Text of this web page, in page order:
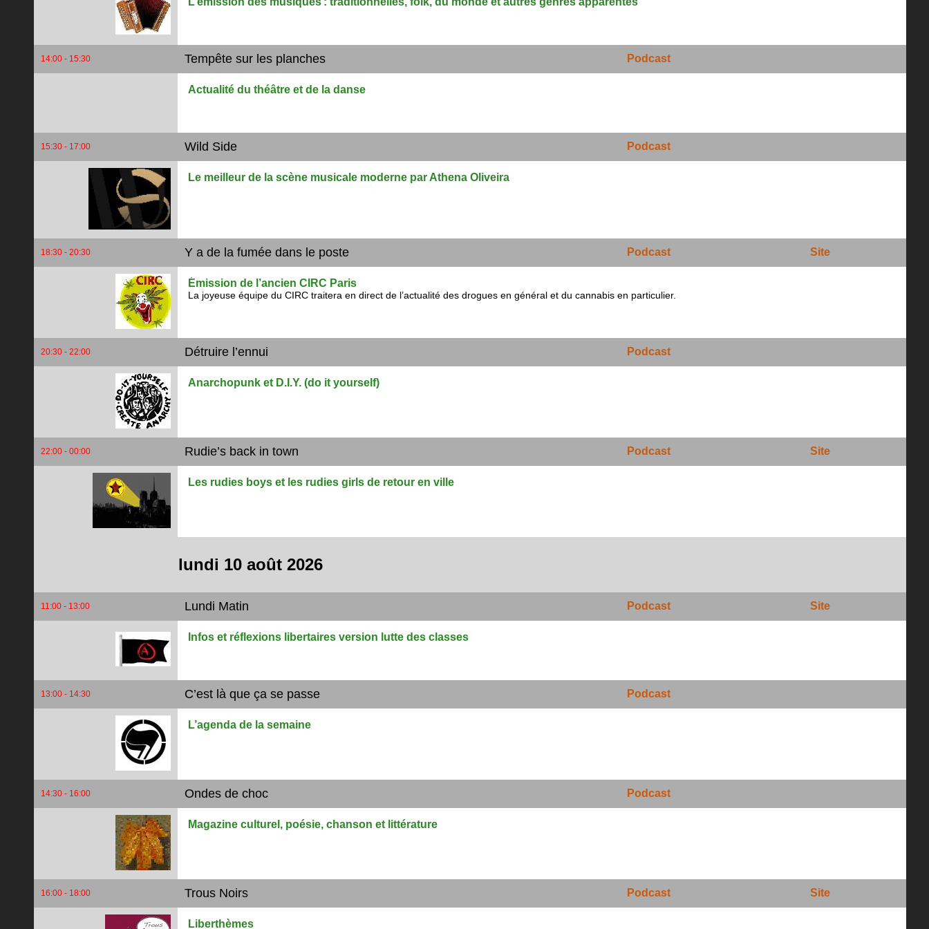
14:00 - 15:30 Tempête sur les planches Podcast
Actualité du théâtre et de la danse
15:30 - 17:00 Wild Side Podcast
Le meilleur de la scène musicale moderne par Athena Oliveira
18:30 - 20:30 Y a de la fumée dans le poste Podcast Site
Émission de l’ancien CIRC Paris
La joyeuse équipe du CIRC traitera en direct de l’actualité des drogues en général et du cannabis en particulier.
20:30 - 22:00 Détruire l’ennui Podcast
Anarchopunk et D.I.Y. (do it yourself)
22:00 - 00:00 Rudie’s back in town Podcast Site
Les rudies boys et les rudies girls de retour en ville
lundi 10 août 2026
11:00 - 13:00 Lundi Matin Podcast Site
Infos et réflexions libertaires version lutte des classes
13:00 - 14:30 C’est là que ça se passe Podcast
L’agenda de la semaine
14:30 - 16:00 Ondes de choc Podcast
Magazine culturel, poésie, chanson et littérature
16:00 - 18:00 Trous Noirs Podcast Site
Liberthèmes